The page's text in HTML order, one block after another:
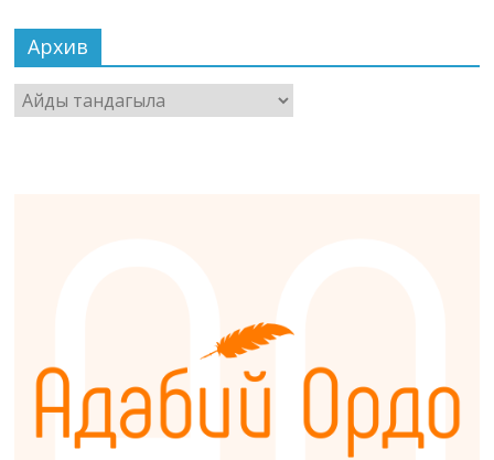
Архив
Архив